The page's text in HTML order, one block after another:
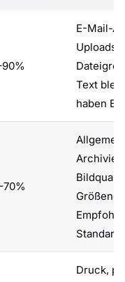
E-Mail-
Uploads,
Text
haben
Druck,